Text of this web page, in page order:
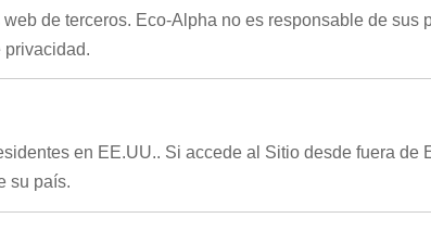
de terceros. Eco-Alpha no es responsable de
privacidad.
en EE.UU.. Si accede al Sitio desde fuera de
su país.